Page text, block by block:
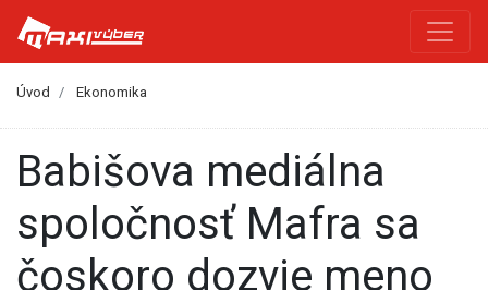
Úvod Ekonomika
Babišova mediálna
spoločnosť Mafra sa
čoskoro dozvie meno